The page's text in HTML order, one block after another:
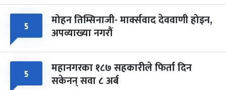
५ मोहन तिम्सिनाजी- मार्क्सवाद देववाणी होइन,
अपव्याख्या नगरौं
५ महानगरका १८७ सहकारीले फिर्ता दिन
सकेनन् सवा ८ अर्ब